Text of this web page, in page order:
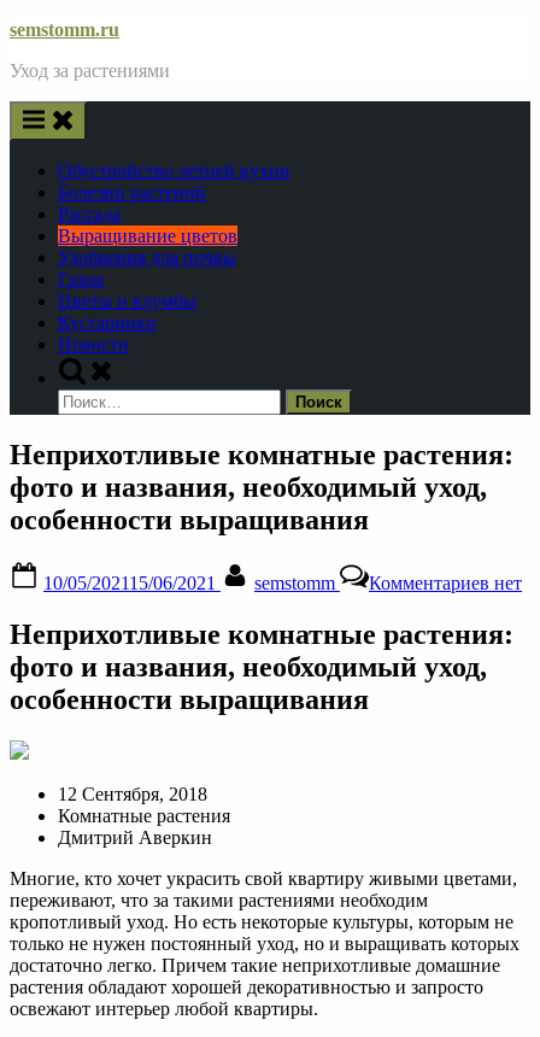
Skip
content
semstomm.ru
Уход за растениями
Обустройство летней кухни
Болезни растений
Рассада
Выращивание цветов
Удобрения для почвы
Газон
Цветы и клумбы
Кустарники
Новости
Toggle
search
form
Найти:
Неприхотливые комнатные растения:
фото и названия, необходимый уход,
особенности выращивания
on
10/05/202115/06/2021 semstomm Комментариев нет
Неприхотливые комнатные растения:
фото и названия, необходимый уход,
особенности выращивания
12 Сентября, 2018
Комнатные растения
Дмитрий Аверкин
Многие, кто хочет украсить свой квартиру живыми цветами,
переживают, что за такими растениями необходим
кропотливый уход. Но есть некоторые культуры, которым не
только не нужен постоянный уход, но и выращивать которых
достаточно легко. Причем такие неприхотливые домашние
растения обладают хорошей декоративностью и запросто
освежают интерьер любой квартиры.